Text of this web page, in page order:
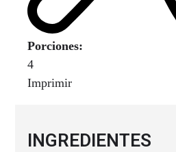
Porciones:
4
Imprimir
INGREDIENTES